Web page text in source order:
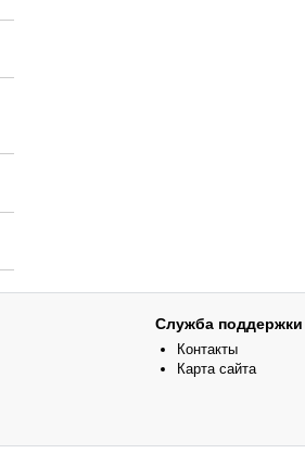
Служба поддержки
Контакты
Карта сайта